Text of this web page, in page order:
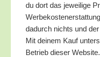
du dort das jewei­li­ge
dadurch nichts und
Mit dei­nem Kauf
Betrieb die­ser